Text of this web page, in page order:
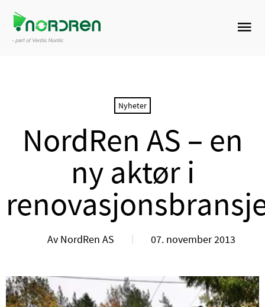
Nyheter
NordRen AS – en
ny aktør i
Av NordRen AS 07. november 2013